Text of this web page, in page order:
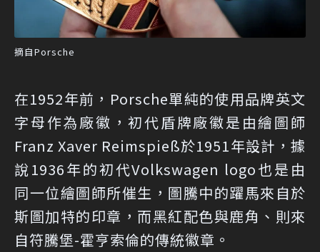
摘自Porsche
在1952年前，Porsche單純的使用品牌英文
字母作為廠徽，初代盾牌廠徽是由繪圖師
Franz Xaver Reimspieß於1951年設計，據
說1936年的初代Volkswagen logo也是由
同一位繪圖師所催生，圖騰中的躍馬來自於
斯圖加特的印章，而黑紅配色與鹿角、則來
自符騰堡-霍亨索倫的傳統徽章。